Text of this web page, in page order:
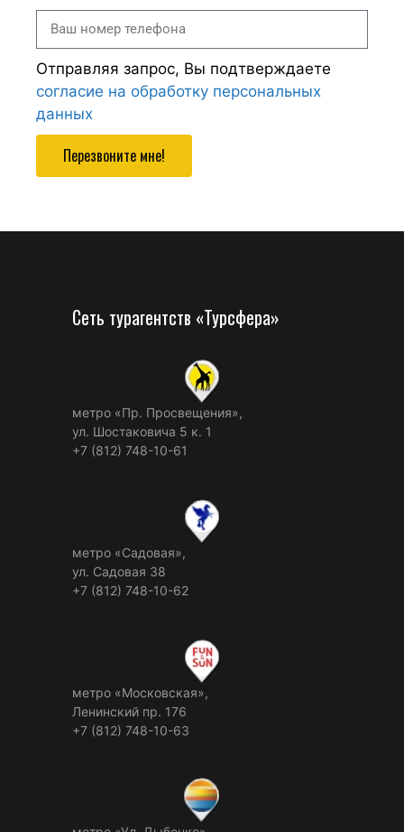
Отправляя запрос, Вы подтверждаете
согласие на обработку персональных
данных
Перезвоните мне!
Сеть турагентств «Турсфера»
метро «Пр. Просвещения»,
ул. Шостаковича 5 к. 1
+7 (812) 748-10-61
метро «Садовая»,
ул. Садовая 38
+7 (812) 748-10-62
метро «Московская»,
Ленинский пр. 176
+7 (812) 748-10-63